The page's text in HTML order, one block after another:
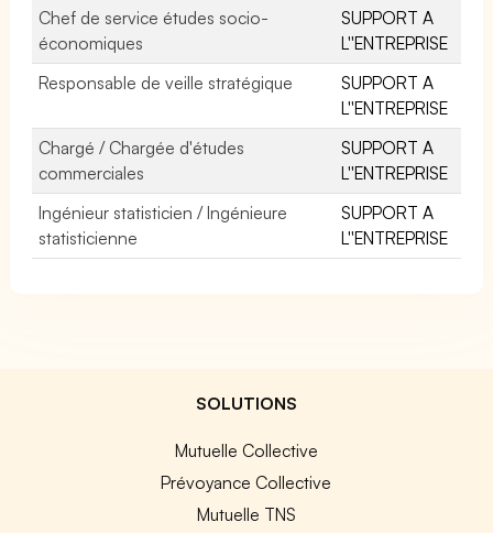
Chef de service études socio-
économiques
SUPPORT A
L''ENTREPRISE
Responsable de veille stratégique
SUPPORT A
L''ENTREPRISE
Chargé / Chargée d'études
commerciales
SUPPORT A
L''ENTREPRISE
Ingénieur statisticien / Ingénieure
statisticienne
SUPPORT A
L''ENTREPRISE
SOLUTIONS
Mutuelle Collective
Prévoyance Collective
Mutuelle TNS